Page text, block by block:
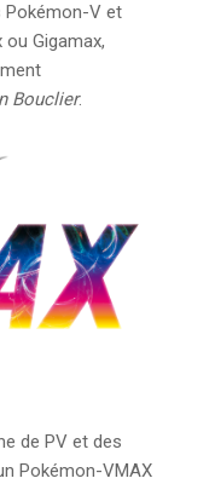
Pokémon-V et
Gigamax,
Bouclier.
de PV et des
Pokémon-VMAX